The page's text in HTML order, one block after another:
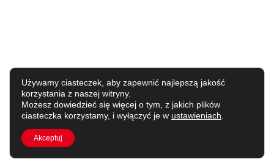
Używamy ciasteczek, aby zapewnić najlepszą jakość
korzystania z naszej witryny.
Możesz dowiedzieć się więcej o tym, z jakich plików
ciasteczka korzystamy, i wyłączyć je w ustawieniach
Akceptuj